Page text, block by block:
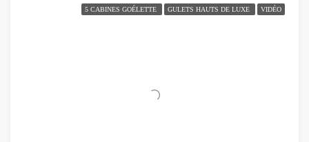
5 CABINES GOÉLETTE GULETS HAUTS DE LUXE VIDÉO